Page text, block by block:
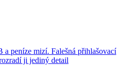
a peníze mizí. Falešná přihlašovací
ji jediný detail